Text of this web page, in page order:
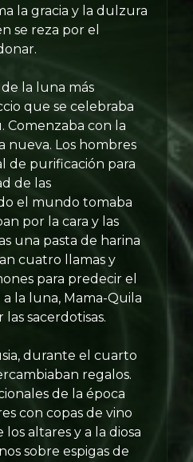
la gracia y la dulzura
se reza por el
la luna más
que se celebraba
Comenzaba con la
nueva. Los hombres
de purificación para
de las
el mundo tomaba
por la cara y las
una pasta de harina
cuatro llamas y
para predecir el
la luna, Mama-Quila
sacerdotisas.
durante el cuarto
regalos.
de la época
con copas de vino
altares y a la diosa
sobre espigas de